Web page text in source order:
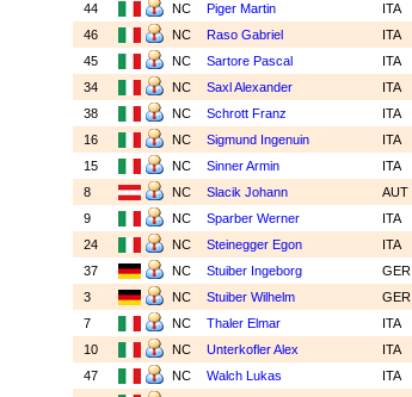
44
NC Piger Martin ITA
46
NC Raso Gabriel ITA
45
NC Sartore Pascal ITA
34
NC Saxl Alexander ITA
38
NC Schrott Franz ITA
16
NC Sigmund Ingenuin ITA
15
NC Sinner Armin ITA
8
NC Slacik Johann AUT
9
NC Sparber Werner ITA
24
NC Steinegger Egon ITA
37
NC Stuiber Ingeborg GER
3
NC Stuiber Wilhelm GER
7
NC Thaler Elmar ITA
10
NC Unterkofler Alex ITA
47
NC Walch Lukas ITA